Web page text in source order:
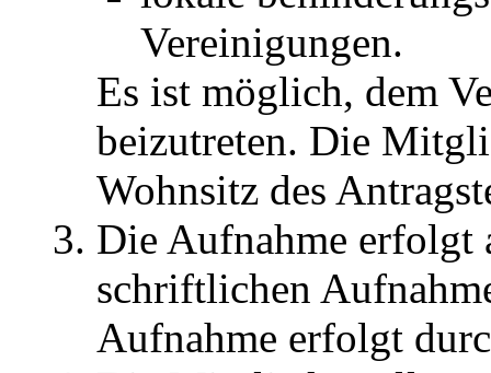
Vereinigungen.
Es ist möglich, dem
beizutreten. Die
Wohnsitz des
Die Aufnahme erfolgt
schriftlichen
Aufnahme erfolgt